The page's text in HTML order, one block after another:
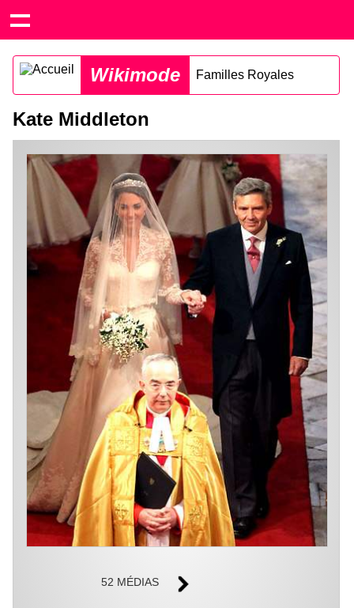
Wikimode Familles Royales
Kate Middleton
52 MÉDIAS